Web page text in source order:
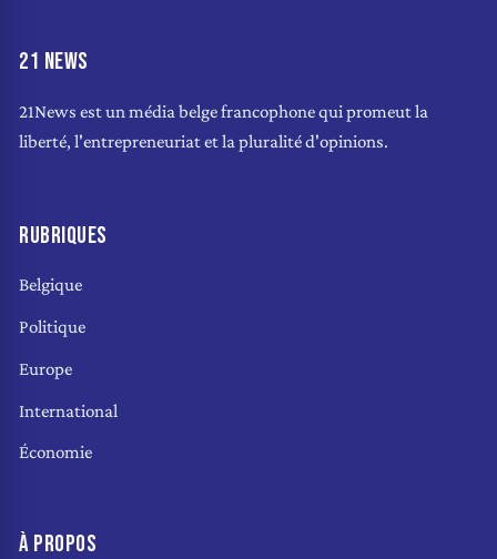
21 NEWS
21News est un média belge francophone qui promeut la
liberté, l'entrepreneuriat et la pluralité d'opinions.
RUBRIQUES
Belgique
Politique
Europe
International
Économie
À PROPOS